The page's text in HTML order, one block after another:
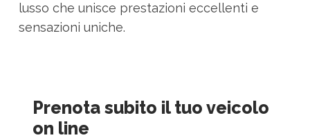
lusso che unisce prestazioni eccellenti e
sensazioni uniche.
Prenota subito il tuo veicolo
on line